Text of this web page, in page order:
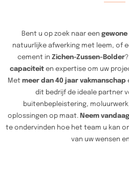
Bent u op zoek naar een
natuurlijke afwerking met leem, of
cement in Zichen-Zussen-Bolder?
capaciteit en expertise om uw
Met meer dan 40 jaar vakmanschap
dit bedrijf de ideale partner
buitenbepleistering,
oplossingen op maat. Neem
te ondervinden hoe het team u kan
van uw wensen